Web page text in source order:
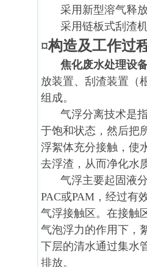
采用新型溶气释
采用链板式刮渣
¤构造及工作过
焦化废水处理设
放装置、刮渣装置（
组成。
气浮分离技术是
于饱和状态，然后把
浮絮体充分接触，使
去浮渣，从而净化水
气浮主要起固液
PAC或PAM，经过有
气浮接触区。在接触
气泡浮力的作用下，
下层的清水通过集水
排放。